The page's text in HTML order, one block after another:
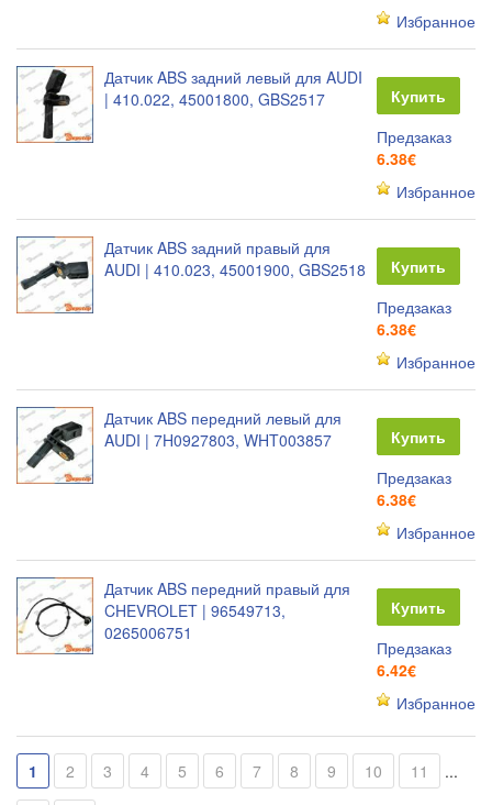
Избранное
Датчик ABS задний левый для AUDI
| 410.022, 45001800, GBS2517
Купить
Предзаказ
6.38€
Избранное
Датчик ABS задний правый для
AUDI | 410.023, 45001900, GBS2518
Купить
Предзаказ
6.38€
Избранное
Датчик ABS передний левый для
AUDI | 7H0927803, WHT003857
Купить
Предзаказ
6.38€
Избранное
Датчик ABS передний правый для
CHEVROLET | 96549713,
0265006751
Купить
Предзаказ
6.42€
Избранное
1 2 3 4 5 6 7 8 9 10 11 ...